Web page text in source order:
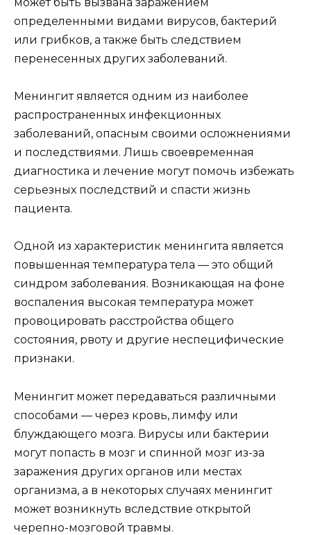
определенными видами вирусов, бактерий
или грибков, а также быть следствием
перенесенных других заболеваний.
Менингит является одним из наиболее
распространенных инфекционных
заболеваний, опасным своими осложнениями
и последствиями. Лишь своевременная
диагностика и лечение могут помочь избежать
серьезных последствий и спасти жизнь
пациента.
Одной из характеристик менингита является
повышенная температура тела — это общий
синдром заболевания. Возникающая на фоне
воспаления высокая температура может
провоцировать расстройства общего
состояния, рвоту и другие неспецифические
признаки.
Менингит может передаваться различными
способами — через кровь, лимфу или
блуждающего мозга. Вирусы или бактерии
могут попасть в мозг и спинной мозг из-за
заражения других органов или местах
организма, а в некоторых случаях менингит
может возникнуть вследствие открытой
черепно-мозговой травмы.